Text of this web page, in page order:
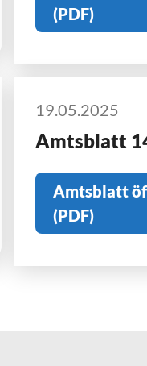
(PDF)
19.05.2025
Amtsblatt
Amtsblatt
(PDF)